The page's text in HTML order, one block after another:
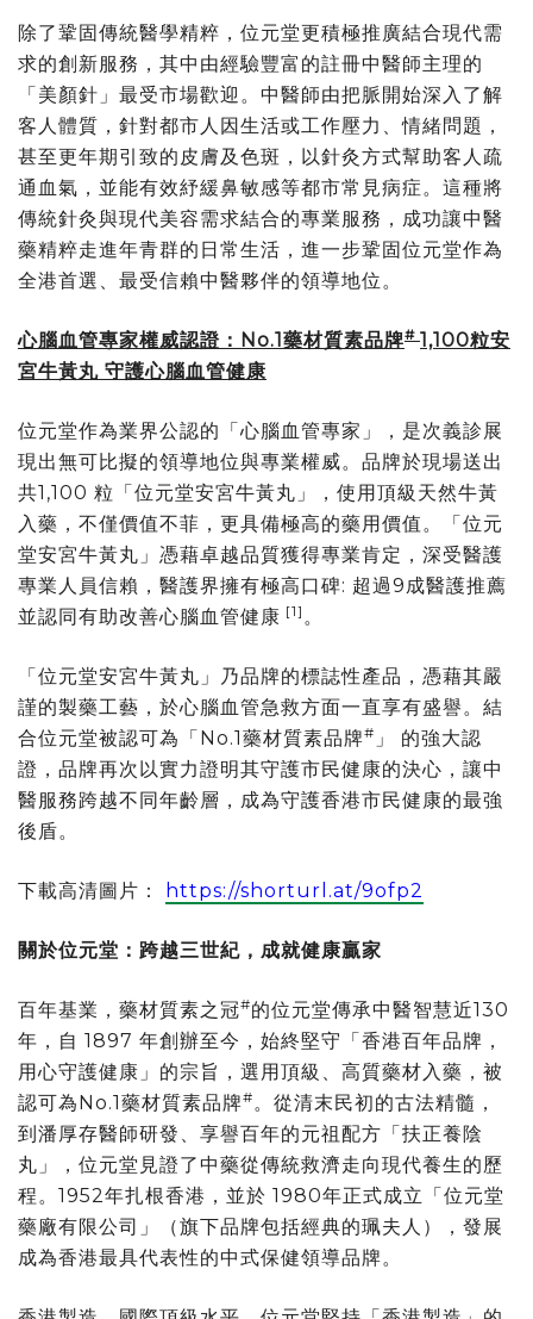
除了鞏固傳統醫學精粹，位元堂更積極推廣結合現代需
求的創新服務，其中由經驗豐富的註冊中醫師主理的
「美顏針」最受市場歡迎。中醫師由把脈開始深入了解
客人體質，針對都市人因生活或工作壓力、情緒問題，
甚至更年期引致的皮膚及色斑，以針灸方式幫助客人疏
通血氣，並能有效紓緩鼻敏感等都市常見病症。這種將
傳統針灸與現代美容需求結合的專業服務，成功讓中醫
藥精粹走進年青群的日常生活，進一步鞏固位元堂作為
全港首選、最受信賴中醫夥伴的領導地位。
心腦血管專家權威認證： No.1藥材質素品牌# 1,100粒安
宮牛黃丸 守護心腦血管健康
位元堂作為業界公認的「心腦血管專家」，是次義診展
現出無可比擬的領導地位與專業權威。品牌於現場送出
共1,100 粒「位元堂安宮牛黃丸」，使用頂級天然牛黃
入藥，不僅價值不菲，更具備極高的藥用價值。「位元
堂安宮牛黃丸」憑藉卓越品質獲得專業肯定，深受醫護
專業人員信賴，醫護界擁有極高口碑: 超過9成醫護推薦
並認同有助改善心腦血管健康 [1] 。
「位元堂安宮牛黃丸」乃品牌的標誌性產品，憑藉其嚴
謹的製藥工藝，於心腦血管急救方面一直享有盛譽。結
合位元堂被認可為「No.1藥材質素品牌# 」 的強大認
證，品牌再次以實力證明其守護市民健康的決心，讓中
醫服務跨越不同年齡層，成為守護香港市民健康的最強
後盾。
下載高清圖片： https://shorturl.at/9ofp2
關於位元堂：跨越三世紀，成就健康贏家
百年基業，藥材質素之冠#的位元堂傳承中醫智慧近130
年，自 1897 年創辦至今，始終堅守「香港百年品牌，
用心守護健康」的宗旨，選用頂級、高質藥材入藥，被
認可為No.1藥材質素品牌# 。從清末民初的古法精髓，
到潘厚存醫師研發、享譽百年的元祖配方「扶正養陰
丸」，位元堂見證了中藥從傳統救濟走向現代養生的歷
程。1952年扎根香港，並於 1980年正式成立「位元堂
藥廠有限公司」（旗下品牌包括經典的珮夫人），發展
成為香港最具代表性的中式保健領導品牌。